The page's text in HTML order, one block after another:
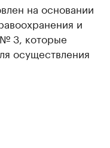
на основании
и
3, которые
осуществления